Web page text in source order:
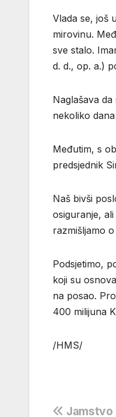
Vlada se, još
mirovinu.
sve stalo.
d. d., op. a.)
Naglašava
nekoliko
Međutim, s
predsjednik
Naš bivši
osiguranje,
razmišljamo
Podsjetimo,
koji su
na posao.
400 milijuna
/HMS/
Jamstvo